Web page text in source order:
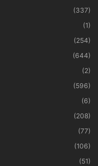
(337)
(1)
(254)
(644)
(2)
(596)
(6)
(208)
(77)
(106)
(51)